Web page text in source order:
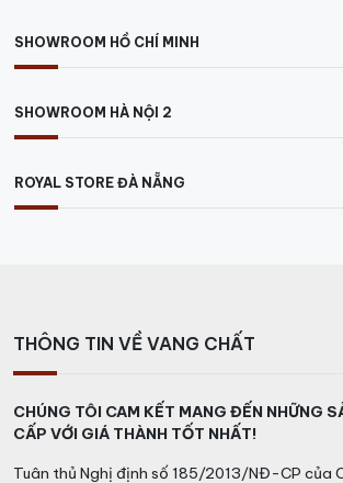
SHOWROOM HỒ CHÍ MINH
SHOWROOM HÀ NỘI 2
ROYAL STORE ĐÀ NẴNG
THÔNG TIN VỀ VANG CHẤT
CHÚNG TÔI CAM KẾT MANG ĐẾN NHỮNG
CẤP VỚI GIÁ THÀNH TỐT NHẤT!
Tuân thủ Nghị định số 185/2013/NĐ-CP của